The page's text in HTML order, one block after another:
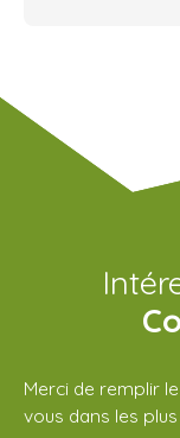
Merci de remplir
vous dans les